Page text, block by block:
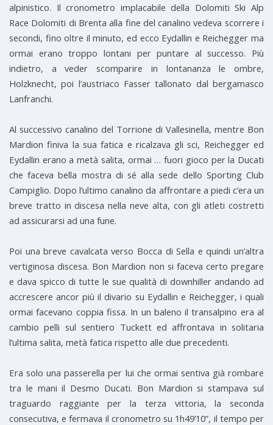
alpinistico. Il cronometro implacabile della Dolomiti Ski Alp
Race Dolomiti di Brenta alla fine del canalino vedeva scorrere i
secondi, fino oltre il minuto, ed ecco Eydallin e Reichegger ma
ormai erano troppo lontani per puntare al successo. Più
indietro, a veder scomparire in lontananza le ombre,
Holzknecht, poi l’austriaco Fasser tallonato dal bergamasco
Lanfranchi.
Al successivo canalino del Torrione di Vallesinella, mentre Bon
Mardion finiva la sua fatica e ricalzava gli sci, Reichegger ed
Eydallin erano a metà salita, ormai … fuori gioco per la Ducati
che faceva bella mostra di sé alla sede dello Sporting Club
Campiglio. Dopo l’ultimo canalino da affrontare a piedi c’era un
breve tratto in discesa nella neve alta, con gli atleti costretti
ad assicurarsi ad una fune.
Poi una breve cavalcata verso Bocca di Sella e quindi un’altra
vertiginosa discesa. Bon Mardion non si faceva certo pregare
e dava spicco di tutte le sue qualità di downhiller andando ad
accrescere ancor più il divario su Eydallin e Reichegger, i quali
ormai facevano coppia fissa. In un baleno il transalpino era al
cambio pelli sul sentiero Tuckett ed affrontava in solitaria
l’ultima salita, metà fatica rispetto alle due precedenti.
Era solo una passerella per lui che ormai sentiva già rombare
tra le mani il Desmo Ducati. Bon Mardion si stampava sul
traguardo raggiante per la terza vittoria, la seconda
consecutiva, e fermava il cronometro su 1h49’10”, il tempo per